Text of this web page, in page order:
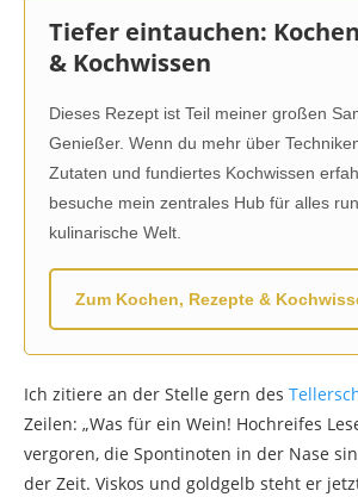
Tiefer eintauchen:
& Kochwissen
Dieses Rezept ist Teil meiner großen
Genießer. Wenn du mehr über
Zutaten und fundiertes Kochwissen
besuche mein zentrales Hub für alles
kulinarische Welt.
Zum Kochen, Rezepte &
Ich zitiere an der Stelle gern des
Zeilen: „Was für ein Wein! Hochreifes
vergoren, die Spontinoten in der Nase
der Zeit. Viskos und goldgelb steht er